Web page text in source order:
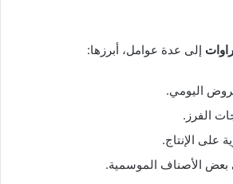
إلى عدة عوامل، أبرزها:
اليومي.
الفرز.
على الإنتاج.
بعض الأصناف الموسمية.